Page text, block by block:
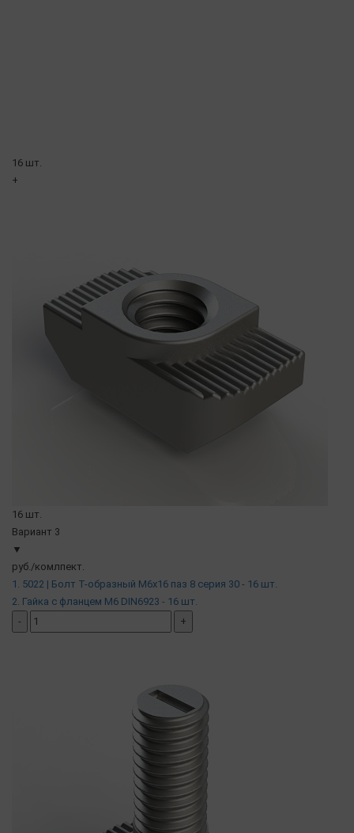
16 шт.
+
16 шт.
Вариант 3
▼
руб./комлпект.
1. 5022 | Болт Т-образный М6х16 паз 8 серия 30 - 16 шт.
2. Гайка с фланцем М6 DIN6923 - 16 шт.
-
+